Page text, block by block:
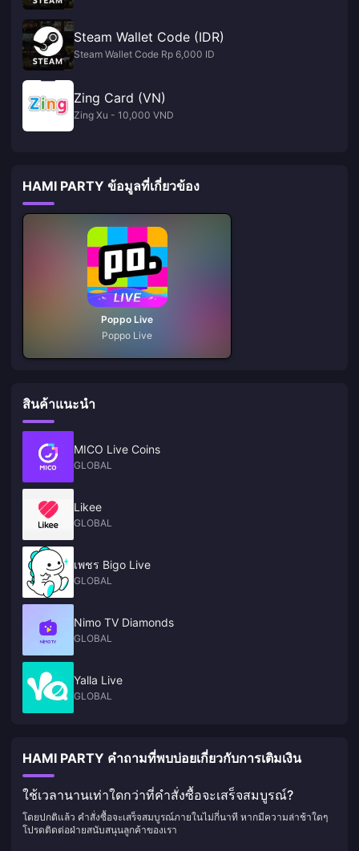
Steam Wallet Code (IDR)
Steam Wallet Code Rp 6,000 ID
Zing Card (VN)
Zing Xu - 10,000 VND
HAMI PARTY ข้อมูลที่เกี่ยวข้อง
Poppo Live
Poppo Live
สินค้าแนะนำ
MICO Live Coins
GLOBAL
Likee
GLOBAL
เพชร Bigo Live
GLOBAL
Nimo TV Diamonds
GLOBAL
Yalla Live
GLOBAL
HAMI PARTY คำถามที่พบบ่อยเกี่ยวกับการเติมเงิน
ใช้เวลานานเท่าใดกว่าที่คำสั่งซื้อจะเสร็จสมบูรณ์?
โดยปกติแล้ว คำสั่งซื้อจะเสร็จสมบูรณ์ภายในไม่กี่นาที หากมีความล่าช้าใดๆ
โปรดติดต่อฝ่ายสนับสนุนลูกค้าของเรา